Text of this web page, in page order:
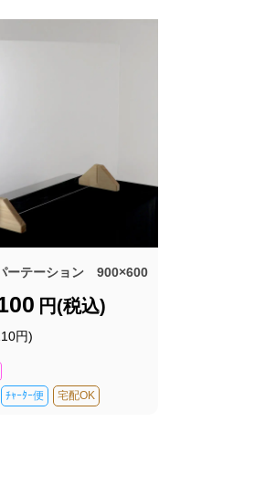
ーテーション 900×600
円(税込)
円)
ﾁｬｰﾀｰ便 宅配OK